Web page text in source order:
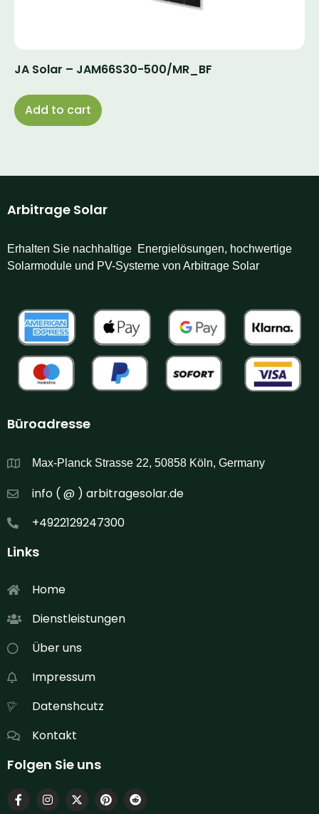
JA Solar – JAM66S30-500/MR_BF
Add to cart
Arbitrage Solar
Erhalten Sie nachhaltige Energielösungen, hochwertige
Solarmodule und PV-Systeme von Arbitrage Solar
Büroadresse
Max-Planck Strasse 22, 50858 Köln, Germany
info ( @ ) arbitragesolar.de
+4922129247300
Links
Home
Dienstleistungen
Über uns
Impressum
Datenshcutz
Kontakt
Folgen Sie uns